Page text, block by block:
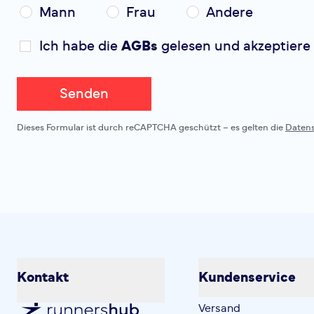
Mann Frau Andere
Ich habe die AGBs gelesen und akzeptiere
Senden
Dieses Formular ist durch reCAPTCHA geschützt – es gelten die
Kontakt Kundenservice
Versand